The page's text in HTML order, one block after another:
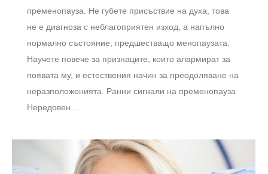
пременопауза. Не губете присъствие на духа, това
не е диагноза с неблагоприятен изход, а напълно
нормално състояние, предшестващо менопаузата.
Научете повече за признаците, които алармират за
появата му, и естествения начин за преодоляване на
неразположенията. Ранни сигнали на пременопауза
Нередовен…